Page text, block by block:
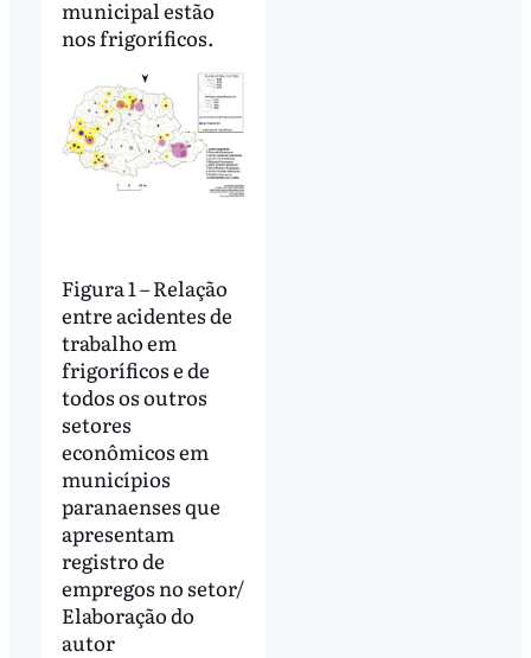
municipal estão
nos frigoríficos.
Figura 1 – Relação
entre acidentes de
trabalho em
frigoríficos e de
todos os outros
setores
econômicos em
municípios
paranaenses que
apresentam
registro de
empregos no setor/
Elaboração do
autor